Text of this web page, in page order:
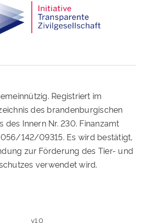
Registriert im
des brandenburgischen
des Innern Nr. 230. Finanzamt
056/142/09315. Es wird bestätigt,
zur Förderung des Tier- und
verwendet wird.
v1.0